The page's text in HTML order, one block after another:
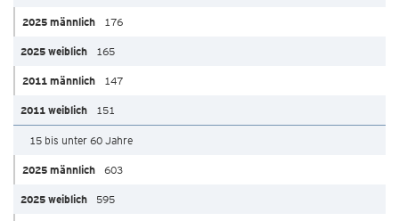
176
165
147
151
15 bis unter 60 Jahre
603
595